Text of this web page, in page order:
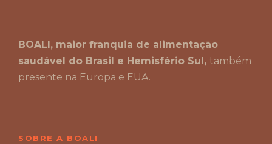
BOALI, maior franquia de alimentação
saudável do Brasil e Hemisfério Sul, também
presente na Europa e EUA.
SOBRE A BOALI